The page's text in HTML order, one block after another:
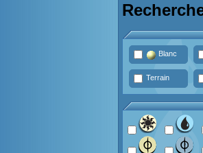
Blanc
Terrain